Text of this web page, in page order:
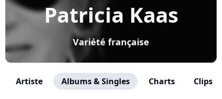
Patricia Kaas
Variété française
Artiste Albums & Singles Charts Clips